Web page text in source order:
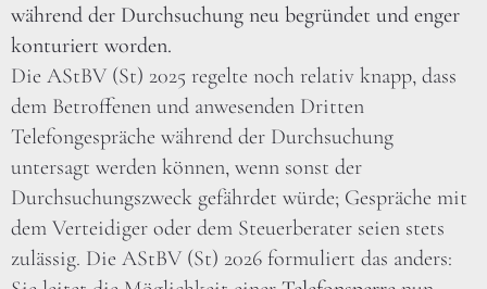
während der Durchsuchung neu begründet und enger
konturiert worden.
Die AStBV (St) 2025 regelte noch relativ knapp, dass
dem Betroffenen und anwesenden Dritten
Telefongespräche während der Durchsuchung
untersagt werden können, wenn sonst der
Durchsuchungszweck gefährdet würde; Gespräche mit
dem Verteidiger oder dem Steuerberater seien stets
zulässig. Die AStBV (St) 2026 formuliert das anders: